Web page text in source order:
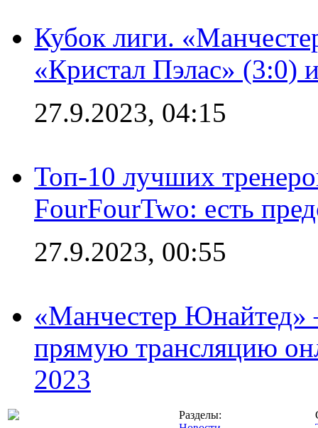
Кубок лиги.
«Кристал Пэлас» (3:0)
27.9.2023, 04:15
Топ-10 лучших
FourFourTwo: есть
27.9.2023, 00:55
«Манчестер Юнайтед»
прямую трансляцию
2023
Разделы: